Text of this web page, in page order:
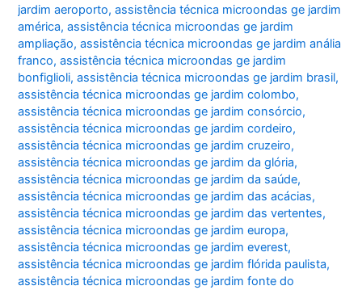
jardim aeroporto,assistência técnica microondas ge jardim
américa,assistência técnica microondas ge jardim
ampliação,assistência técnica microondas ge jardim anália
franco,assistência técnica microondas ge jardim
bonfiglioli,assistência técnica microondas ge jardim brasil,
assistência técnica microondas ge jardim colombo,
assistência técnica microondas ge jardim consórcio,
assistência técnica microondas ge jardim cordeiro,
assistência técnica microondas ge jardim cruzeiro,
assistência técnica microondas ge jardim da glória,
assistência técnica microondas ge jardim da saúde,
assistência técnica microondas ge jardim das acácias,
assistência técnica microondas ge jardim das vertentes,
assistência técnica microondas ge jardim europa,
assistência técnica microondas ge jardim everest,
assistência técnica microondas ge jardim flórida paulista,
assistência técnica microondas ge jardim fonte do